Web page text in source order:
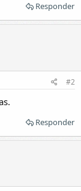
Responder
#2
Responder